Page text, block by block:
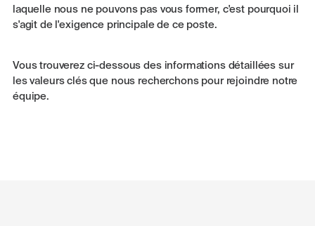
laquelle nous ne pouvons pas vous former, c'est pourquoi il
s'agit de l'exigence principale de ce poste.
Vous trouverez ci-dessous des informations détaillées sur
les valeurs clés que nous recherchons pour rejoindre notre
équipe.